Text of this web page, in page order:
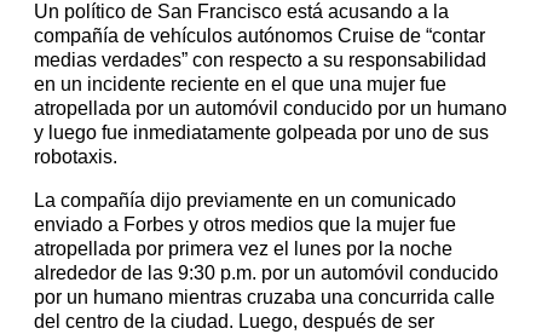
Un político de San Francisco está acusando a la
compañía de vehículos autónomos Cruise de “contar
medias verdades” con respecto a su responsabilidad
en un incidente reciente en el que una mujer fue
atropellada por un automóvil conducido por un humano
y luego fue inmediatamente golpeada por uno de sus
robotaxis.
La compañía dijo previamente en un comunicado
enviado a Forbes y otros medios que la mujer fue
atropellada por primera vez el lunes por la noche
alrededor de las 9:30 p.m. por un automóvil conducido
por un humano mientras cruzaba una concurrida calle
del centro de la ciudad. Luego, después de ser